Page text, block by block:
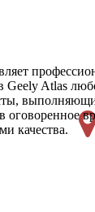
Geely Atlas
оговоренное
качества.